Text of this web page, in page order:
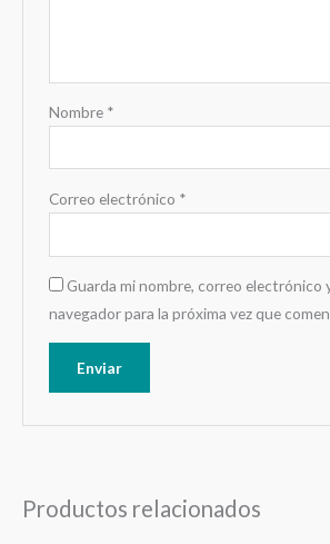
Nombre *
Correo electrónico *
Guarda mi nombre, correo electrónico
navegador para la próxima vez que
Productos relacionados